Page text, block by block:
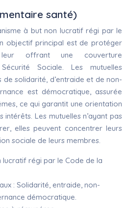
santé)
à but non lucratif régi par le
objectif principal est de protéger
offrant une couverture
Sociale. Les mutuelles
solidarité, d’entraide et de non-
est démocratique, assurée
ce qui garantit une orientation
Les mutuelles n’ayant pas
elles peuvent concentrer leurs
sociale de leurs membres.
lucratif régi par le Code de la
: Solidarité, entraide, non-
démocratique.